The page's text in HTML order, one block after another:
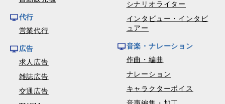
代行
営業代行
広告
求人広告
雑誌広告
交通広告
シナリオライター
インタビュー・インタビ
ュアー
音楽・ナレーション
作曲・編曲
ナレーション
キャラクターボイス